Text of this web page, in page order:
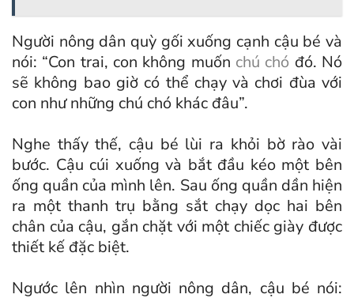
Người nông dân quỳ gối xuống cạnh cậu bé và
nói: “Con trai, con không muốn chú chó đó. Nó
sẽ không bao giờ có thể chạy và chơi đùa với
con như những chú chó khác đâu”.
Nghe thấy thế, cậu bé lùi ra khỏi bờ rào vài
bước. Cậu cúi xuống và bắt đầu kéo một bên
ống quần của mình lên. Sau ống quần dần hiện
ra một thanh trụ bằng sắt chạy dọc hai bên
chân của cậu, gắn chặt với một chiếc giày được
thiết kế đặc biệt.
Ngước lên nhìn người nông dân, cậu bé nói: